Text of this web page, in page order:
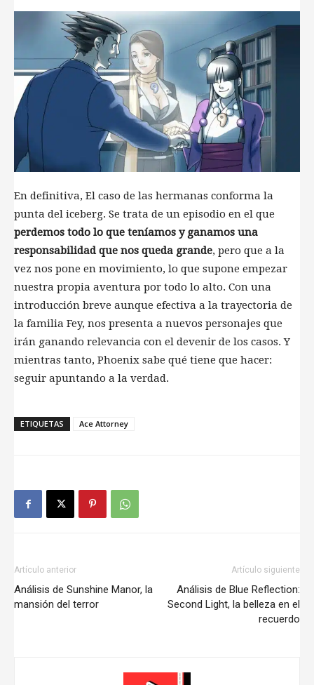
En definitiva, El caso de las hermanas conforma la
punta del iceberg. Se trata de un episodio en el que
perdemos todo lo que teníamos y ganamos una
responsabilidad que nos queda grande, pero que a la
vez nos pone en movimiento, lo que supone empezar
nuestra propia aventura por todo lo alto. Con una
introducción breve aunque efectiva a la trayectoria de
la familia Fey, nos presenta a nuevos personajes que
irán ganando relevancia con el devenir de los casos. Y
mientras tanto, Phoenix sabe qué tiene que hacer:
seguir apuntando a la verdad.
ETIQUETAS Ace Attorney
Artículo anterior
Análisis de Sunshine Manor, la
mansión del terror
Artículo siguiente
Análisis de Blue Reflection:
Second Light, la belleza en el
recuerdo